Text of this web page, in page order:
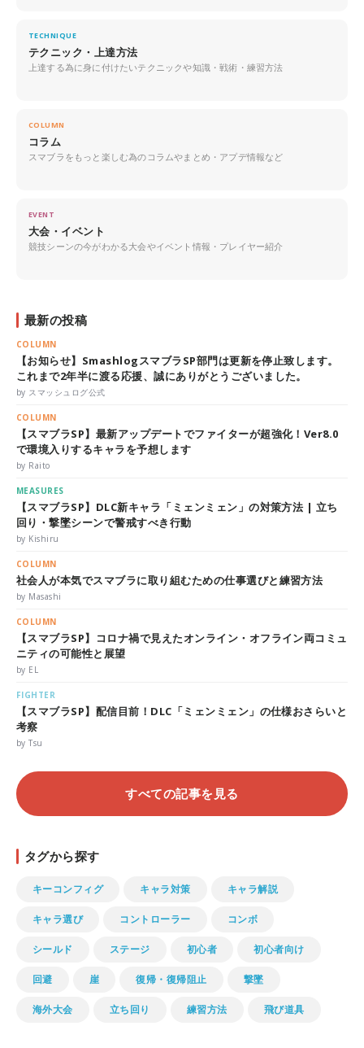
TECHNIQUE
テクニック・上達方法
上達する為に身に付けたいテクニックや知識・戦術・練習方法
COLUMN
コラム
スマブラをもっと楽しむ為のコラムやまとめ・アプデ情報など
EVENT
大会・イベント
競技シーンの今がわかる大会やイベント情報・プレイヤー紹介
最新の投稿
COLUMN
【お知らせ】SmashlogスマブラSP部門は更新を停止致します。
これまで2年半に渡る応援、誠にありがとうございました。
by スマッシュログ公式
COLUMN
【スマブラSP】最新アップデートでファイターが超強化！Ver8.0
で環境入りするキャラを予想します
by Raito
MEASURES
【スマブラSP】DLC新キャラ「ミェンミェン」の対策方法 | 立ち
回り・撃墜シーンで警戒すべき行動
by Kishiru
COLUMN
社会人が本気でスマブラに取り組むための仕事選びと練習方法
by Masashi
COLUMN
【スマブラSP】コロナ禍で見えたオンライン・オフライン両コミュ
ニティの可能性と展望
by EL
FIGHTER
【スマブラSP】配信目前！DLC「ミェンミェン」の仕様おさらいと
考察
by Tsu
すべての記事を見る
タグから探す
キーコンフィグ キャラ対策 キャラ解説
キャラ選び コントローラー コンボ
シールド ステージ 初心者 初心者向け
回避 崖 復帰・復帰阻止 撃墜
海外大会 立ち回り 練習方法 飛び道具